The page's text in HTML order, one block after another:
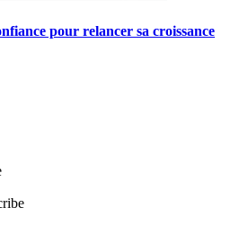
pour relancer sa croissance